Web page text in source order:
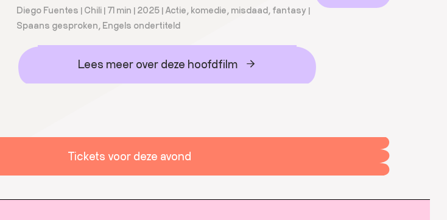
Diego Fuentes | Chili | 71 min | 2025 | Actie, komedie, misdaad, fantasy |
Spaans gesproken, Engels ondertiteld
Lees meer over deze hoofdfilm
Tickets voor deze avond